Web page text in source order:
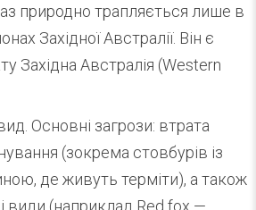
природно трапляється лише в
Західної Австралії. Він є
Західна Австралія (Western
Основні загрози: втрата
(зокрема стовбурів із
де живуть терміти), а також
види (наприклад Red fox —